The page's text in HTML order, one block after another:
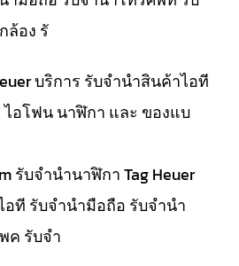
ล้อง รั
บริการ รับจำนำสินค้าไอที
อโฟน นาฬิกา และ ของแบ
รับจำนำนาฬิกา Tag Heuer
ที รับจำนำมือถือ รับจำนำ
ค รับจำ